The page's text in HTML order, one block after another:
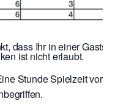
dass Ihr in einer
ist nicht erlaubt.
Stunde Spielzeit vor